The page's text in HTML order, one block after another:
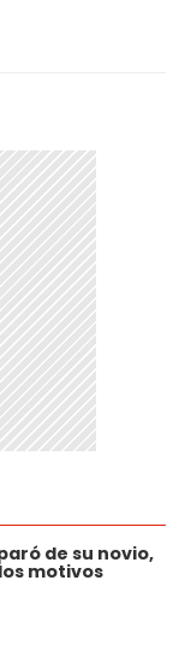
de su novio,
motivos